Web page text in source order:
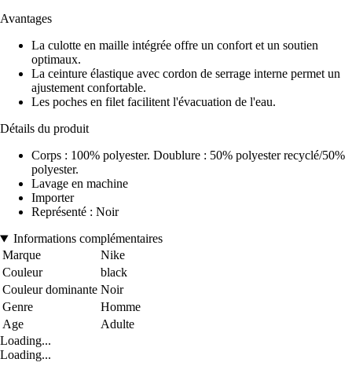
Avantages
La culotte en maille intégrée offre un confort et un soutien
optimaux.
La ceinture élastique avec cordon de serrage interne permet un
ajustement confortable.
Les poches en filet facilitent l'évacuation de l'eau.
Détails du produit
Corps : 100% polyester. Doublure : 50% polyester recyclé/50%
polyester.
Lavage en machine
Importer
Représenté : Noir
Informations complémentaires
Marque
Nike
Couleur
black
Couleur dominante Noir
Genre
Homme
Age
Adulte
Loading...
Loading...